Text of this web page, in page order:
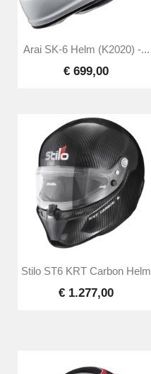
Arai SK-6 Helm (K2020) -...
€ 699,00
Stilo ST6 KRT Carbon Helm
€ 1.277,00